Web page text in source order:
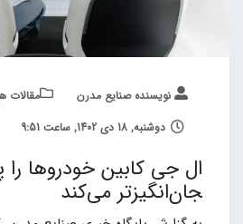
نویسنده صنایع مدرن
دوشنبه, 18 دی 1402, ساعت 9:51
ال جی کابین خودروها را
جان‌انگیزتر می‌کند